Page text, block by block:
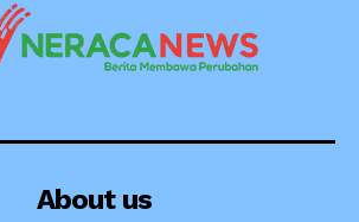
About us